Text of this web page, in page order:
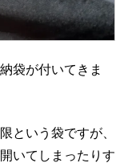
袋が付いてきま
という袋ですが、
いてしまったりす